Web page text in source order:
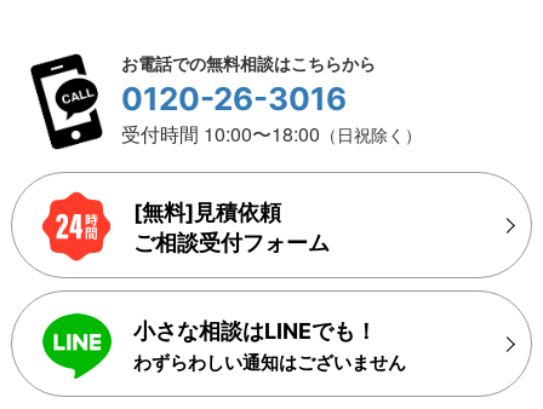
お電話での無料相談はこちらから
0120-26-3016
受付時間 10:00〜18:00 （日祝除く）
[無料]見積依頼
ご相談受付フォーム
小さな相談はLINEでも！
わずらわしい通知はございません